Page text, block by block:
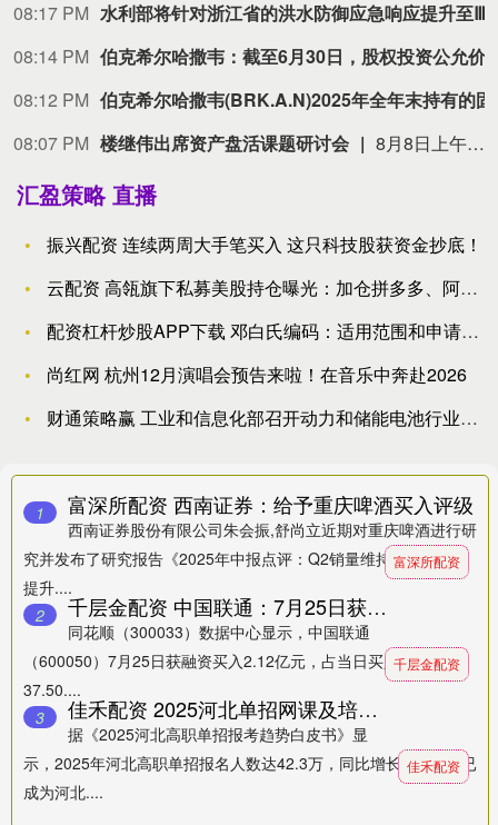
08:17 PM
08:14 PM
08:12 PM
08:07 PM 楼继伟出席资产盘活课题研讨会 8月8日上午，全球财富管理论坛在京召开“地方国有存量资产盘活进展、难点与策略”课题研讨会，楼继伟出席会议并做总结发言。楼继伟在发言中表示，盘活国有资产既是近期的当务之急，也是一项长期性的战略任务。当前我国GDP平减指数阶段性承压走低，财政维持紧平衡格局的压力持续攀升；我国税收结构以间接税为主体，税收收入增速显著弱于名义GDP增速，财政内生增收动能受限。叠加土地财政收入大幅收缩，地方隐性债务化解、长期限国债常态化发行带来的利息支出刚性上涨，收支两端压力持续凸显。综合多重现实约束来看，国有存量资产盘活并非短期应急手段，而是一项需要常态化、长效化推进的重点工作。（全球财富管理论坛）
汇盈策略 直播
振兴配资 连续两周大手笔买入 这只科技股获资金抄底！
云配资 高瓴旗下私募美股持仓曝光：加仓拼多多、阿里巴巴 新进
配资杠杆炒股APP下载 邓白氏编码：适用范围和申请指南
尚红网 杭州12月演唱会预告来啦！在音乐中奔赴2026
财通策略赢 工业和信息化部召开动力和储能电池行业制造业企业座
1 富深所配资 西南证券：给予重庆啤酒买入评级
西南证券股份有限公司朱会振,舒尚立近期对重庆啤酒进行研
究并发布了研究报告《2025年中报点评：Q2销量维持稳健，税率
提升....
富深所配资
2 千层金配资 中国联通：7月25日获融资买入2.12亿元
同花顺（300033）数据中心显示，中国联通
（600050）7月25日获融资买入2.12亿元，占当日买入金额的
37.50....
千层金配资
3 佳禾配资 2025河北单招网课及培训机构推荐排行榜
据《2025河北高职单招报考趋势白皮书》显
示，2025年河北高职单招报名人数达42.3万，同比增长15.6%，已
成为河北....
佳禾配资